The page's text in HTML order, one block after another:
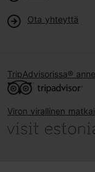
Ota yhteyttä
TripAdvisorissa®
Viron virallinen